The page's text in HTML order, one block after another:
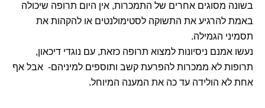
בשונה מסוגים אחרים של התמכרות, אין היום תרופה שיכולה
באמת להרגיע את התשוקה לסטימולנטים או להקהות את
תסמיני הגמילה.
נעשו אמנם ניסיונות למצוא תרופה כזאת, עם נוגדי דיכאון,
תרופות לא ממכרות להפרעת קשב ותוספים למיניהם- אבל אף
אחת לא הולידה עד כה את המענה המיוחל.